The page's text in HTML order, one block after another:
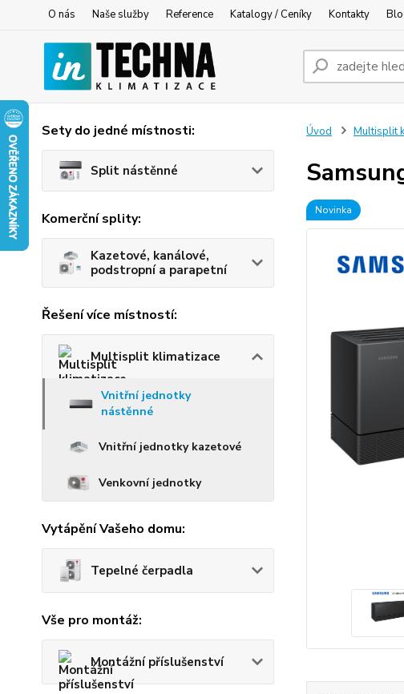
O nás Naše služby Reference Katalogy / Ceníky Kontakty
Sety do jedné místnosti:
Split nástěnné
Komerční splity:
Kazetové, kanálové,
podstropní a parapetní
Řešení více místností:
Multisplit klimatizace
Vnitřní jednotky
nástěnné
Vnitřní jednotky kazetové
Venkovní jednotky
Vytápění Vašeho domu:
Tepelné čerpadla
Vše pro montáž:
Montážní příslušenství
Úvod Multisplit
Novinka